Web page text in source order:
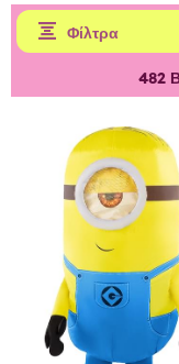
Φίλτρα
482